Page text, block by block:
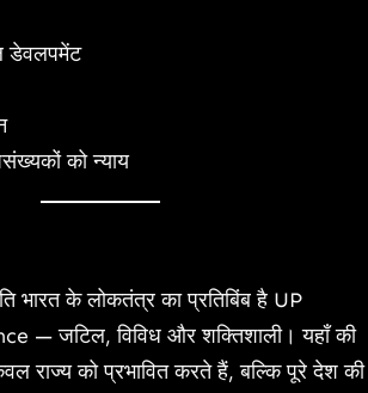
डेवलपमेंट
को न्याय
भारत के लोकतंत्र का प्रतिबिंब है UP
— जटिल, विविध और शक्तिशाली। यहाँ की
राज्य को प्रभावित करते हैं, बल्कि पूरे देश की